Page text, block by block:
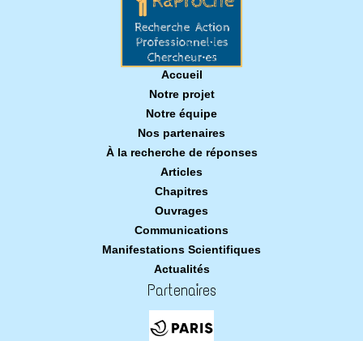
Accueil
Notre projet
Notre équipe
Nos partenaires
À la recherche de réponses
Articles
Chapitres
Ouvrages
Communications
Manifestations Scientifiques
Actualités
Partenaires